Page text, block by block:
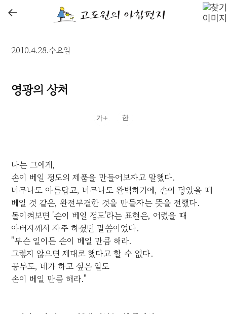
←
2010.4.28.수요일
영광의 상처
나는 그에게,
손이 베일 정도의 제품을 만들어보자고 말했다.
너무나도 아름답고, 너무나도 완벽하기에, 손이 닿았을 때
베일 것 같은, 완전무결한 것을 만들자는 뜻을 전했다.
돌이켜보면 '손이 베일 정도'라는 표현은, 어렸을 때
아버지께서 자주 하셨던 말씀이었다.
"무슨 일이든 손이 베일 만큼 해라.
그렇지 않으면 제대로 했다고 할 수 없다.
공부도, 네가 하고 싶은 일도
손이 베일 만큼 해라."